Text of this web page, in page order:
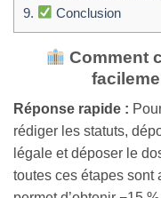
9.
Conclusion
Comment
Réponse rapide :
rédiger les statuts,
légale et déposer le
toutes ces étapes sont